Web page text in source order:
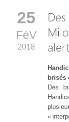
25
FéV
2018
brisés
Des
«